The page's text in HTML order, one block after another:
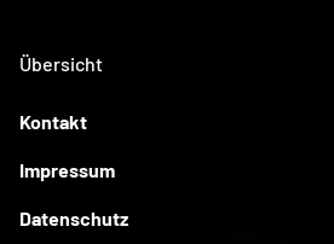
Übersicht
Kontakt
Impressum
Datenschutz